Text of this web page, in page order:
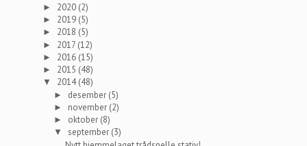
► 2020 (2)
► 2019 (5)
► 2018 (5)
► 2017 (12)
► 2016 (15)
► 2015 (48)
▼ 2014(48)
► desember (5)
► november (2)
► oktober (8)
▼september (3)